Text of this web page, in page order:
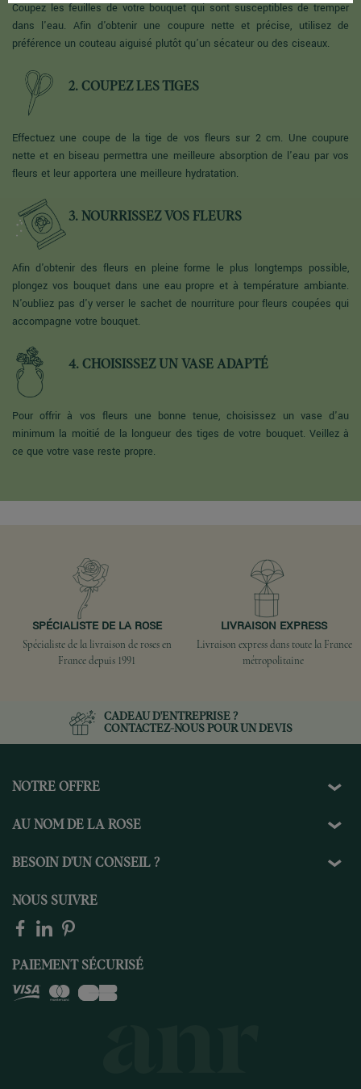
Coupez les feuilles de votre bouquet qui sont susceptibles de tremper
dans l'eau. Afin d'obtenir une coupure nette et précise, utilisez de
préférence un couteau aiguisé plutôt qu’un sécateur ou des ciseaux.
2. COUPEZ LES TIGES
Effectuez une coupe de la tige de vos fleurs sur 2 cm. Une coupure
nette et en biseau permettra une meilleure absorption de l'eau par vos
fleurs et leur apportera une meilleure hydratation.
3. NOURRISSEZ VOS FLEURS
Afin d'obtenir des fleurs en pleine forme le plus longtemps possible,
plongez vos bouquet dans une eau propre et à température ambiante.
N'oubliez pas d'y verser le sachet de nourriture pour fleurs coupées qui
accompagne votre bouquet.
4. CHOISISSEZ UN VASE ADAPTÉ
Pour offrir à vos fleurs une bonne tenue, choisissez un vase d'au
minimum la moitié de la longueur des tiges de votre bouquet. Veillez à
ce que votre vase reste propre.
SPÉCIALISTE DE LA ROSE
Spécialiste de la livraison de roses en
France depuis 1991
LIVRAISON EXPRESS
Livraison express dans toute la France
métropolitaine
CADEAU D'ENTREPRISE ?
CONTACTEZ-NOUSPOUR UN DEVIS
NOTRE OFFRE
AU NOM DE LA ROSE
BESOIN D'UN CONSEIL ?
NOUS SUIVRE
PAIEMENT SÉCURISÉ